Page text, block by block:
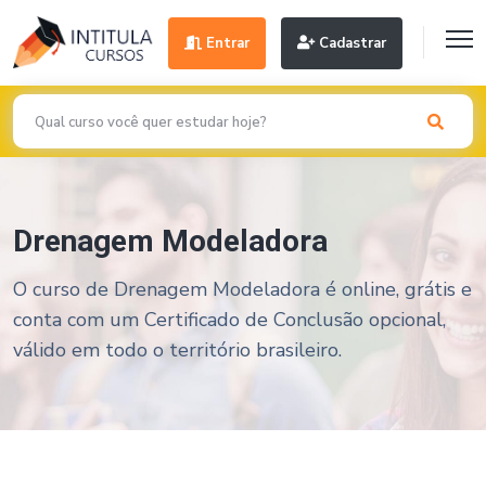
Entrar Cadastrar
Drenagem Modeladora
O curso de Drenagem Modeladora é online, grátis e
conta com um Certificado de Conclusão opcional,
válido em todo o território brasileiro.